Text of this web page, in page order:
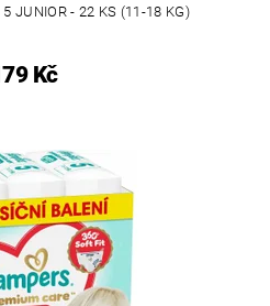
5 JUNIOR - 22 KS (11-18 KG)
Kč